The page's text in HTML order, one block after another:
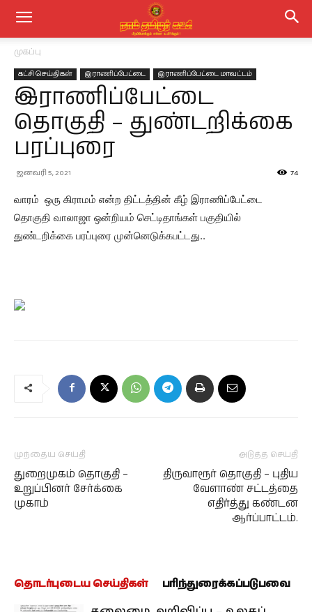
முகப்பு
கட்சி செய்திகள் இராணிப்பேட்டை இராணிப்பேட்டை மாவட்டம்
இராணிப்பேட்டை
தொகுதி – துண்டறிக்கை
பரப்புரை
ஜனவரி 5, 2021 74
வாரம் ஒரு கிராமம் என்ற திட்டத்தின் கீழ் இராணிப்பேட்டை
தொகுதி வாலாஜா ஒன்றியம் செட்டிதாங்கள் பகுதியில்
துண்டறிக்கை பரப்புரை முன்னெடுக்கபட்டது..
முந்தைய செய்தி
துறைமுகம் தொகுதி –
உறுப்பினர் சேர்க்கை
முகாம்
அடுத்த செய்தி
திருவாரூர் தொகுதி – புதிய
வேளாண் சட்டத்தை
எதிர்த்து கண்டன
ஆர்ப்பாட்டம்.
தொடர்புடைய செய்திகள் பரிந்துரைக்கப்படுபவை